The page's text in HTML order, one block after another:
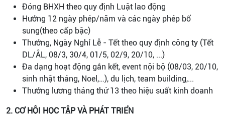
Đóng BHXH theo quy định Luật lao động
Hưởng 12 ngày phép/năm và các ngày phép bổ
sung(theo cấp bậc)
Thưởng, Ngày Nghỉ Lễ - Tết theo quy định công ty (Tết
DL/ÂL, 08/3, 30/4, 01/5, 02/9, 20/10, ...)
Đa dạng hoạt động gắn kết, event nội bộ (08/03, 20/10,
sinh nhật tháng, Noel,…), du lịch, team building,...
Thưởng lương tháng thứ 13 theo hiệu suất kinh doanh
2. CƠ HỘI HỌC TẬP VÀ PHÁT TRIỂN